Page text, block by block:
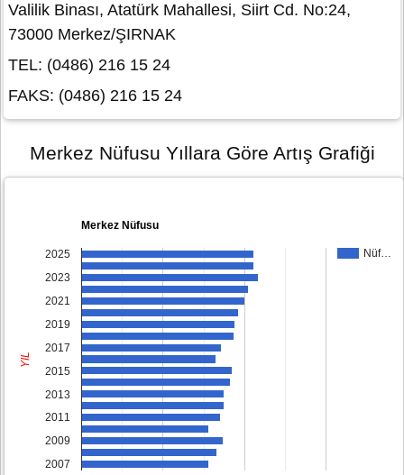
Valilik Binası, Atatürk Mahallesi, Siirt Cd. No:24,
73000 Merkez/ŞIRNAK
TEL: (0486) 216 15 24
FAKS: (0486) 216 15 24
Merkez Nüfusu Yıllara Göre Artış Grafiği
Merkez Nüfusu
Nüf…
2025
2023
2021
2019
2017
2015
2013
2011
2009
2007
YIL